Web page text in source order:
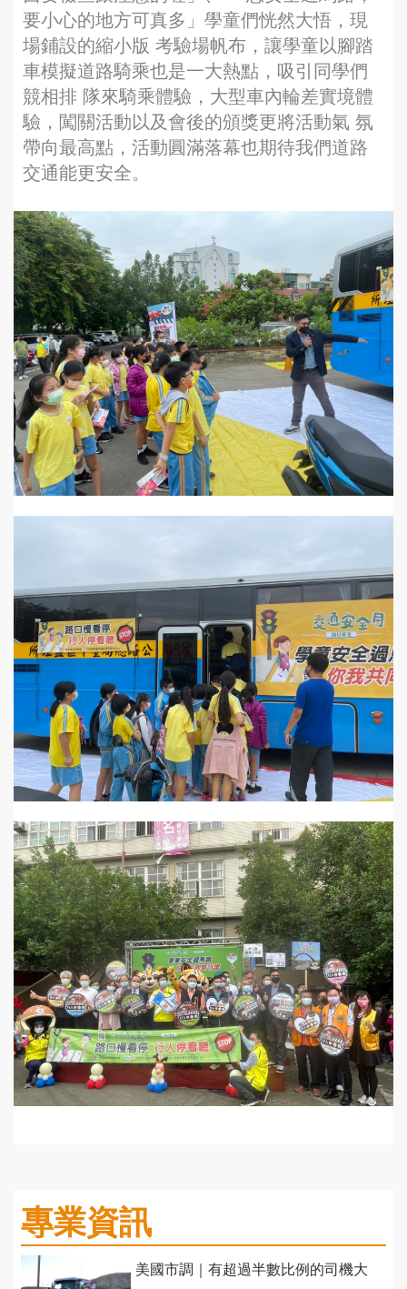
要小心的地方可真多」學童們恍然大悟，現
場鋪設的縮小版 考驗場帆布，讓學童以腳踏
車模擬道路騎乘也是一大熱點，吸引同學們
競相排 隊來騎乘體驗，大型車內輪差實境體
驗，闖關活動以及會後的頒獎更將活動氣 氛
帶向最高點，活動圓滿落幕也期待我們道路
交通能更安全。
專業資訊
美國市調｜有超過半數比例的司機大